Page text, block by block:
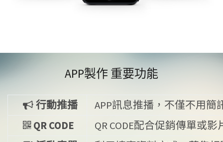
APP製作 重要功能
行動推播
APP訊息推播，不僅不用
QR CODE
QR CODE配合促銷傳單或